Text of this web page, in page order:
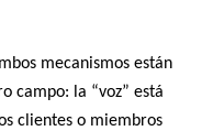
mecanismos están
campo: la “voz” está
clientes o miembros